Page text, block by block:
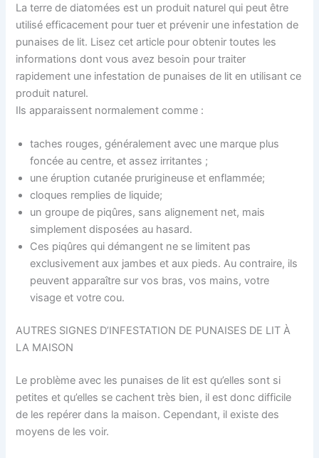
La terre de diatomées est un produit naturel qui peut être
utilisé efficacement pour tuer et prévenir une infestation de
punaises de lit. Lisez cet article pour obtenir toutes les
informations dont vous avez besoin pour traiter
rapidement une infestation de punaises de lit en utilisant ce
produit naturel.
Ils apparaissent normalement comme :
taches rouges, généralement avec une marque plus
foncée au centre, et assez irritantes ;
une éruption cutanée prurigineuse et enflammée;
cloques remplies de liquide;
un groupe de piqûres, sans alignement net, mais
simplement disposées au hasard.
Ces piqûres qui démangent ne se limitent pas
exclusivement aux jambes et aux pieds. Au contraire, ils
peuvent apparaître sur vos bras, vos mains, votre
visage et votre cou.
AUTRES SIGNES D’INFESTATION DE PUNAISES DE LIT À
LA MAISON
Le problème avec les punaises de lit est qu’elles sont si
petites et qu’elles se cachent très bien, il est donc difficile
de les repérer dans la maison. Cependant, il existe des
moyens de les voir.